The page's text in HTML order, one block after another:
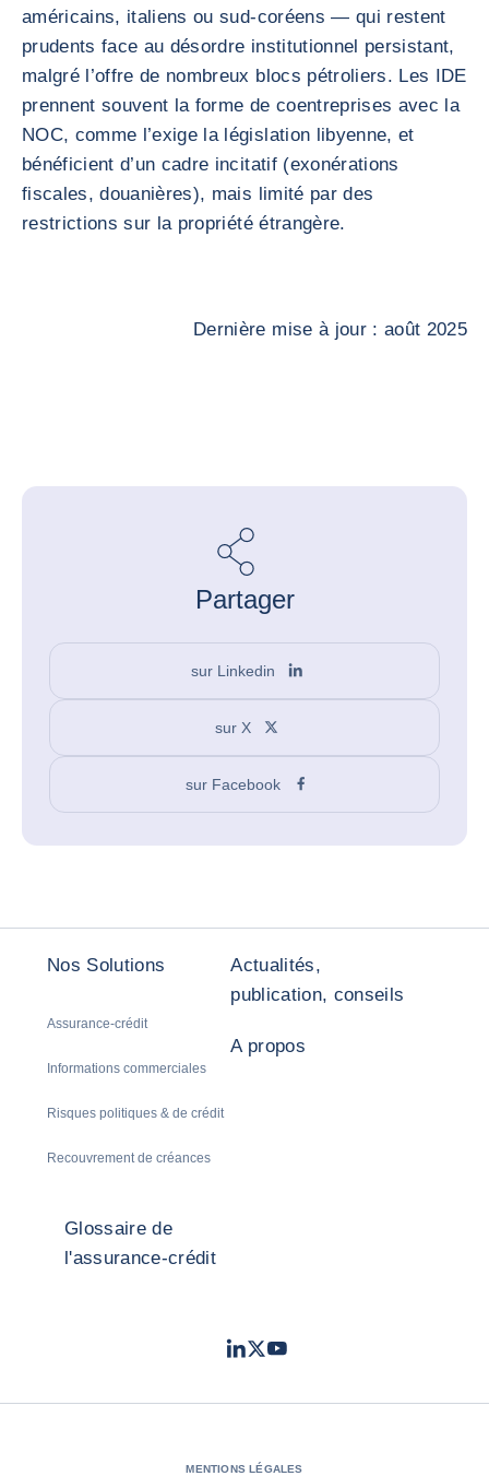
américains, italiens ou sud-coréens — qui restent
prudents face au désordre institutionnel persistant,
malgré l’offre de nombreux blocs pétroliers. Les IDE
prennent souvent la forme de coentreprises avec la
NOC, comme l’exige la législation libyenne, et
bénéficient d’un cadre incitatif (exonérations
fiscales, douanières), mais limité par des
restrictions sur la propriété étrangère.
Dernière mise à jour : août 2025
Partager
sur Linkedin
sur X
sur Facebook
Nos Solutions
Assurance-crédit
Informations commerciales
Risques politiques & de crédit
Recouvrement de créances
Actualités,
publication, conseils
A propos
Glossaire de
l'assurance-crédit
LinkedIn
TwitterYoutube
MENTIONS LÉGALES